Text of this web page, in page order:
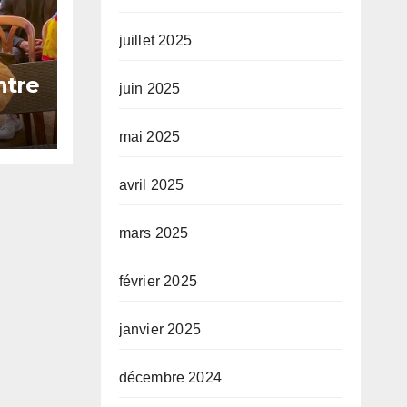
juillet 2025
juin 2025
mai 2025
avril 2025
mars 2025
février 2025
janvier 2025
décembre 2024